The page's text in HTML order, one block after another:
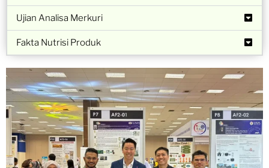
Ujian Analisa Merkuri
Fakta Nutrisi Produk